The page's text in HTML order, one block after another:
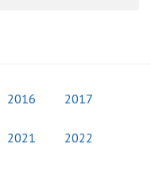
2016 2017
2021 2022